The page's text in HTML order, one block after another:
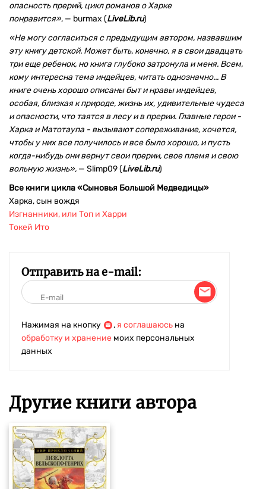
опасность прерий, цикл романов о Харке
понравится», — burmax (LiveLib.ru)
«Не могу согласиться с предыдущим автором, назвавшим
эту книгу детской. Может быть, конечно, я в свои двадцать
три еще ребенок, но книга глубоко затронула и меня. Всем,
кому интересна тема индейцев, читать однозначно... В
книге очень хорошо описаны быт и нравы индейцев,
особая, близкая к природе, жизнь их, удивительные чудеса
и опасности, что таятся в лесу и в прерии. Главные герои -
Харка и Матотаупа - вызывают сопереживание, хочется,
чтобы у них все получилось и все было хорошо, и пусть
когда-нибудь они вернут свои прерии, свое племя и свою
вольную жизнь», — Slimp09 (LiveLib.ru)
Все книги цикла «Сыновья Большой Медведицы»
Харка, сын вождя
Изгнанники, или Топ и Харри
Токей Ито
Отправить на e-mail:
Нажимая на кнопку , я соглашаюсь на
обработку и хранение моих персональных
данных
Другие книги автора